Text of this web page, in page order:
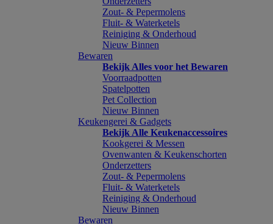
Zout- & Pepermolens
Fluit- & Waterketels
Reiniging & Onderhoud
Nieuw Binnen
Bewaren
Bekijk Alles voor het Bewaren
Voorraadpotten
Spatelpotten
Pet Collection
Nieuw Binnen
Keukengerei & Gadgets
Bekijk Alle Keukenaccessoires
Kookgerei & Messen
Ovenwanten & Keukenschorten
Onderzetters
Zout- & Pepermolens
Fluit- & Waterketels
Reiniging & Onderhoud
Nieuw Binnen
Bewaren